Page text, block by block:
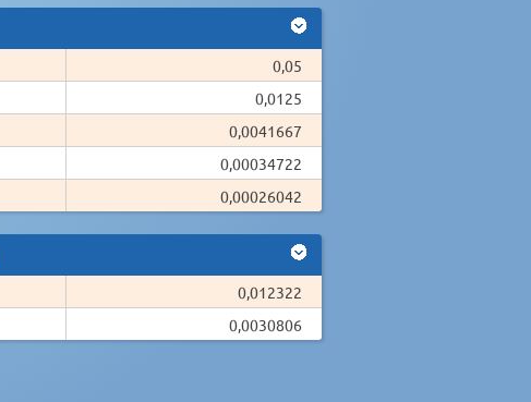
0,05
0,0125
0,0041667
0,00034722
0,00026042
0,012322
0,0030806